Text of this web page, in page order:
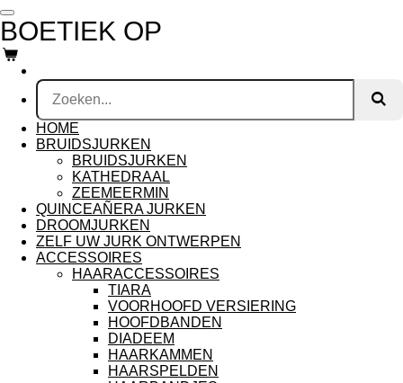
Ga
direct
naar
de
hoofdinhoud
BOETIEK OP
HOME
BRUIDSJURKEN
BRUIDSJURKEN
KATHEDRAAL
ZEEMEERMIN
QUINCEAÑERA JURKEN
DROOMJURKEN
ZELF UW JURK ONTWERPEN
ACCESSOIRES
HAARACCESSOIRES
TIARA
VOORHOOFD VERSIERING
HOOFDBANDEN
DIADEEM
HAARKAMMEN
HAARSPELDEN